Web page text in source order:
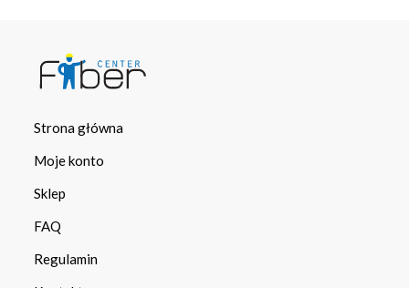
Strona główna
Moje konto
Sklep
FAQ
Regulamin